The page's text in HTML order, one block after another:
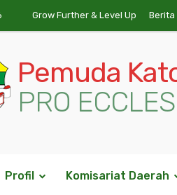
Grow Further & Level Up Berita
Pemuda
PRO
Profil Komisariat Daerah